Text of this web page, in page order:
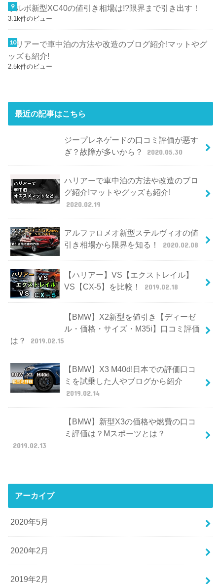
ボルボ新型XC40の値引き相場は!?限界まで引き出す！
3.1k件のビュー
ハリアーで車中泊の方法や改造のブログ紹介!マットやグ
ッズも紹介!
2.5k件のビュー
最近の記事はこちら
ジープレネゲードの口コミ評価が悪す
ぎ？故障が多いから？
2020.05.30
ハリアーで車中泊の方法や改造のブロ
グ紹介!マットやグッズも紹介!
2020.02.19
アルファロメオ新型ステルヴィオの値
引き相場から限界を知る！
2020.02.08
【ハリアー】VS【エクストレイル】
VS【CX-5】を比較！
2019.02.18
【BMW】X2新型を値引き【ディーゼ
ル・価格・サイズ・M35i】口コミ評価
は？
2019.02.15
【BMW】X3 M40d!日本での評価口コ
ミを試乗した人やブログから紹介
2019.02.14
【BMW】新型X3の価格や燃費の口コ
ミ評価は？Mスポーツとは？
2019.02.13
アーカイブ
2020年5月
2020年2月
2019年2月